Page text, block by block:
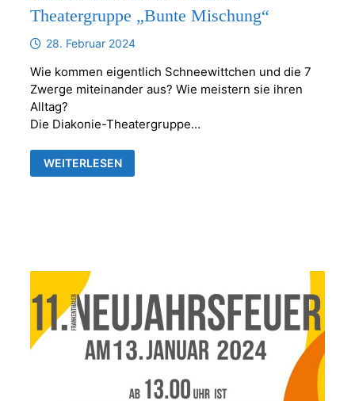
Theatergruppe „Bunte Mischung“
28. Februar 2024
Wie kommen eigentlich Schneewittchen und die 7
Zwerge miteinander aus? Wie meistern sie ihren
Alltag?
Die Diakonie-Theatergruppe…
GOTTESDIENST
MIT
DER
WEITERLESEN